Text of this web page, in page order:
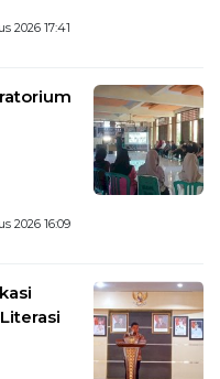
2026 17:41
2026 16:09